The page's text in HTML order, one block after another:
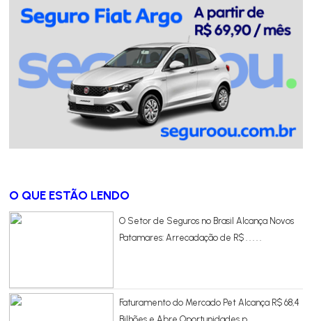
O QUE ESTÃO LENDO
O Setor de Seguros no Brasil Alcança Novos
Patamares: Arrecadação de R$ . . . . .
Faturamento do Mercado Pet Alcança R$ 68,4